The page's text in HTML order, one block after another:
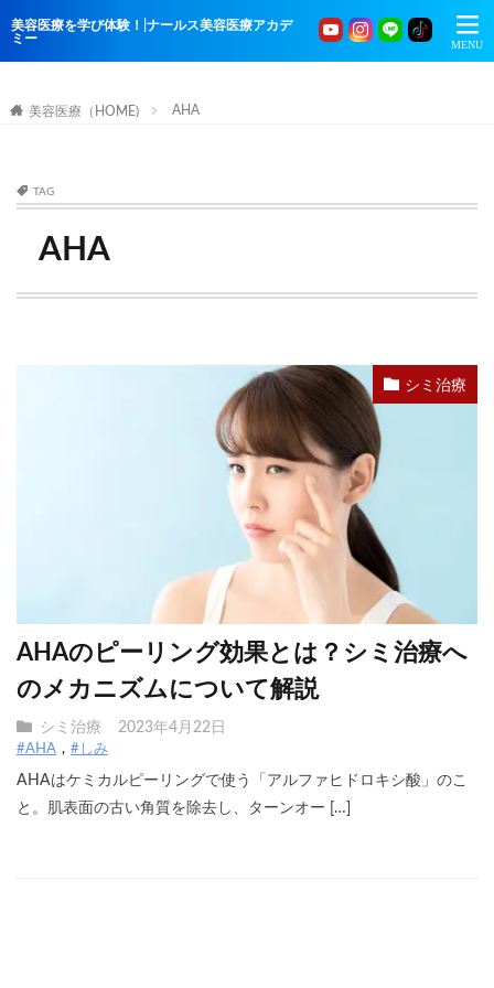
美容医療を学び体験！|ナールス美容医療アカデ
ミー
美容医療（HOME) AHA
TAG
AHA
シミ治療
AHAのピーリング効果とは？シミ治療へ
のメカニズムについて解説
シミ治療 2023年4月22日
#AHA #しみ
AHAはケミカルピーリングで使う「アルファヒドロキシ酸」のこ
と。肌表面の古い角質を除去し、ターンオー […]